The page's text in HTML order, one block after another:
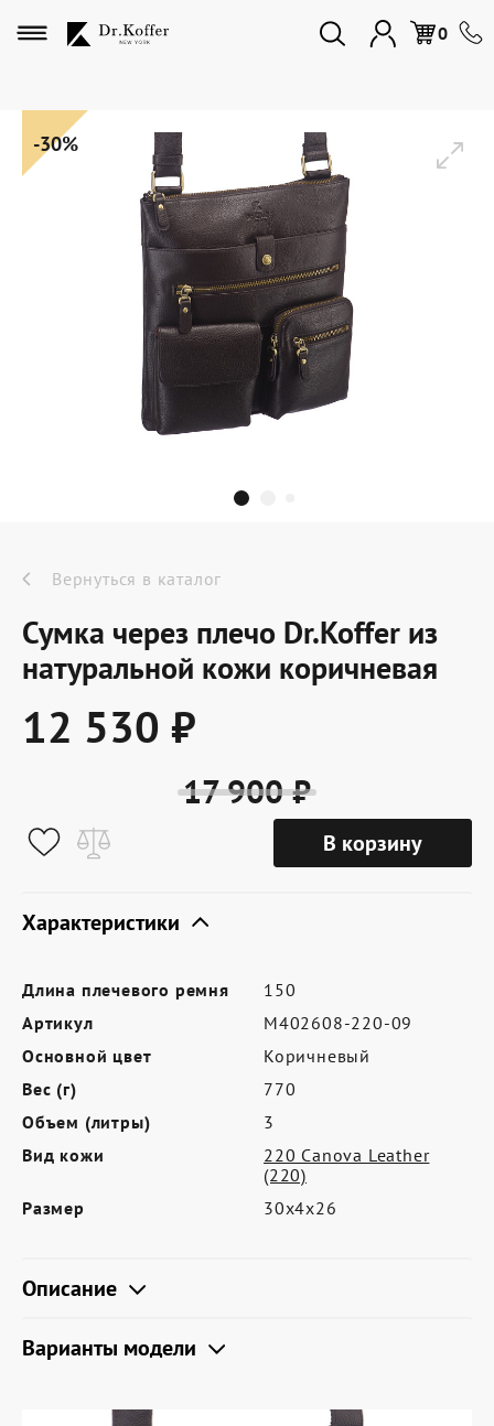
0
Избранное
Дорожная коллекция
Мужская коллекция
Женская коллекция
Подарки и сувениры
Подарочные карты
Dr.Koffer Outlet
Новинки
Акции
О компании
Условия доставки
Где купить
Партнерам
Контакты
Программа лояльности
Политика обработки персональных
данных
-30%
Вернуться в каталог
Сумка через плечо Dr.Koffer из
натуральной кожи коричневая
12 530 ₽
17 900 ₽
В корзину
Характеристики
Длина плечевого ремня
150
Артикул
M402608-220-09
Основной цвет
Коричневый
Вес (г)
770
Объем (литры)
3
Вид кожи
220 Canova Leather
(220)
Размер
30х4х26
Описание
Варианты модели